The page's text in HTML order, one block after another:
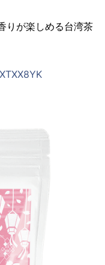
りが楽しめる台湾茶